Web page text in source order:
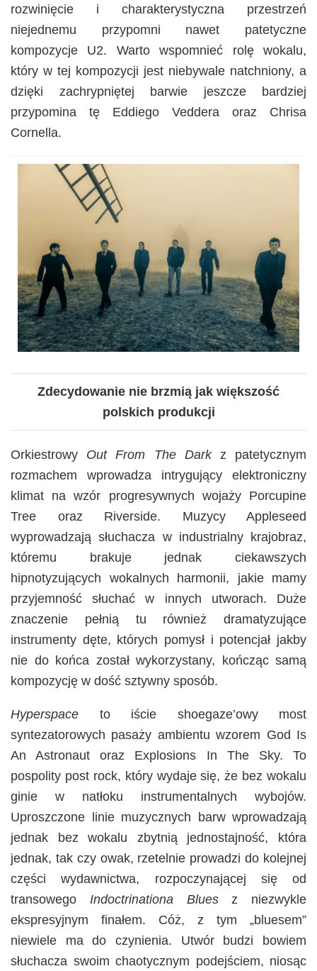
rozwinięcie i charakterystyczna przestrzeń
niejednemu przypomni nawet patetyczne
kompozycje U2. Warto wspomnieć rolę wokalu,
który w tej kompozycji jest niebywale natchniony, a
dzięki zachrypniętej barwie jeszcze bardziej
przypomina tę Eddiego Veddera oraz Chrisa
Cornella.
Zdecydowanie nie brzmią jak większość
polskich produkcji
Orkiestrowy Out From The Darkz patetycznym
rozmachem wprowadza intrygujący elektroniczny
klimat na wzór progresywnych wojaży Porcupine
Tree oraz Riverside. Muzycy Appleseed
wyprowadzają słuchacza w industrialny krajobraz,
któremu brakuje jednak ciekawszych
hipnotyzujących wokalnych harmonii, jakie mamy
przyjemność słuchać w innych utworach. Duże
znaczenie pełnią tu również dramatyzujące
instrumenty dęte, których pomysł i potencjał jakby
nie do końca został wykorzystany, kończąc samą
kompozycję w dość sztywny sposób.
Hyperspace to iście shoegaze’owy most
syntezatorowych pasaży ambientu wzorem God Is
An Astronaut oraz Explosions In The Sky. To
pospolity post rock, który wydaje się, że bez wokalu
ginie w natłoku instrumentalnych wybojów.
Uproszczone linie muzycznych barw wprowadzają
jednak bez wokalu zbytnią jednostajność, która
jednak, tak czy owak, rzetelnie prowadzi do kolejnej
części wydawnictwa, rozpoczynającej się od
transowego Indoctrinationa Bluesz niezwykle
ekspresyjnym finałem. Cóż, z tym „bluesem”
niewiele ma do czynienia. Utwór budzi bowiem
słuchacza swoim chaotycznym podejściem, niosąc